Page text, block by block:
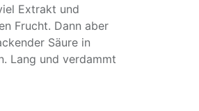
Extrakt und
Frucht. Dann aber
Säure in
Lang und verdammt